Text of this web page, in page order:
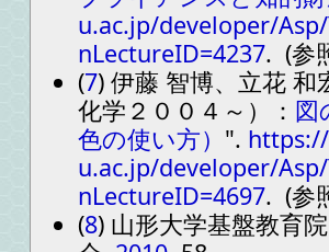
u.ac.jp/developer/
nLectureID=4237. (参
(7) 伊藤 智博、立花
化学２００４～）： 図
色の使い方）
.
u.ac.jp/developer/
nLectureID=4697. (参
(8) 山形大学基盤教育